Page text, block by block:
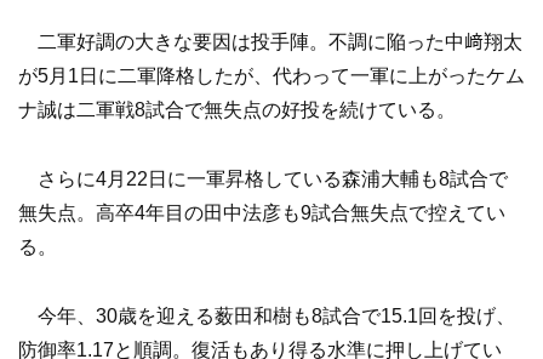
二軍好調の大きな要因は投手陣。不調に陥った中﨑翔太
が5月1日に二軍降格したが、代わって一軍に上がったケム
ナ誠は二軍戦8試合で無失点の好投を続けている。
さらに4月22日に一軍昇格している森浦大輔も8試合で
無失点。高卒4年目の田中法彦も9試合無失点で控えてい
る。
今年、30歳を迎える薮田和樹も8試合で15.1回を投げ、
防御率1.17と順調。復活もあり得る水準に押し上げてい